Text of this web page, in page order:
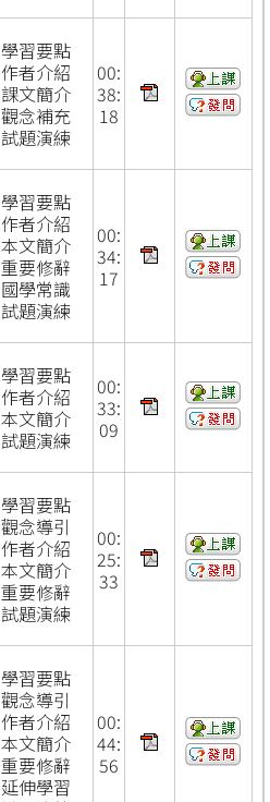
學習要點
作者介紹
課文簡介
觀念補充
試題演練
00:
38:
18
學習要點
作者介紹
本文簡介
重要修辭
國學常識
試題演練
00:
34:
17
學習要點
作者介紹
本文簡介
試題演練
00:
33:
09
學習要點
觀念導引
作者介紹
本文簡介
重要修辭
試題演練
00:
25:
33
學習要點
觀念導引
作者介紹
本文簡介
重要修辭
延伸學習
00:
44:
56